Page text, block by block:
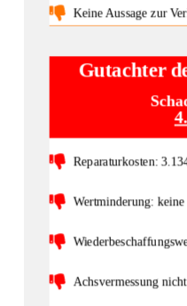
Keine Aussage zur
Gutachter
Reparaturkosten:
Wertminderung: keine
Achsvermessung